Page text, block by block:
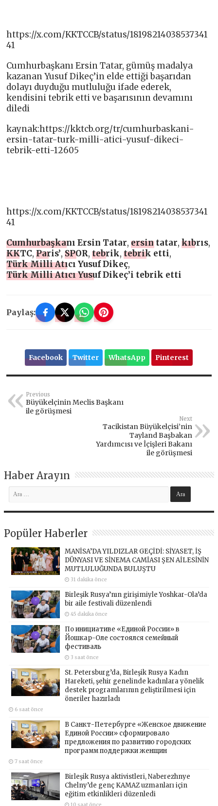
https://x.com/KKTCCB/status/18198214038537341
41
Cumhurbaşkanı Ersin Tatar, gümüş madalya
kazanan Yusuf Dikeç’in elde ettiği başarıdan
dolayı duyduğu mutluluğu ifade ederek,
kendisini tebrik etti ve başarısının devamını
diledi
kaynak:https://kktcb.org/tr/cumhurbaskani-
ersin-tatar-turk-milli-atici-yusuf-dikeci-
tebrik-etti-12605
https://x.com/KKTCCB/status/18198214038537341
41
Cumhurbaşkanı Ersin Tatar,ersin tatar,kıbrıs,
KKTC,Paris’,SPOR,tebrik,tebrik etti,
Türk Milli Atıcı Yusuf Dikeç,
Türk Milli Atıcı Yusuf Dikeç’i tebrik etti
Paylaş:
Facebook Twitter WhatsApp Pinterest
Previous
Büyükelçinin Meclis Başkanı
ile görüşmesi
Next
Tacikistan Büyükelçisi’nin
Tayland Başbakan
Yardımcısı ve İçişleri Bakanı
ile görüşmesi
Haber Arayın
Popüler Haberler
MANİSA’DA YILDIZLAR GEÇİDİ: SİYASET, İŞ
DÜNYASI VE SİNEMA CAMİASI ŞEN AİLESİNİN
MUTLULUĞUNDA BULUŞTU
31 dakika önce
Birleşik Rusya’nın girişimiyle Yoshkar-Ola’da
bir aile festivali düzenlendi
45 dakika önce
По инициативе «Единой России» в
Йошкар-Оле состоялся семейный
фестиваль
3 saat önce
St. Petersburg’da, Birleşik Rusya Kadın
Hareketi, şehir genelinde kadınlara yönelik
destek programlarının geliştirilmesi için
öneriler hazırladı
6 saat önce
В Санкт-Петербурге «Женское движение
Единой России» сформировало
предложения по развитию городских
программ поддержки женщин
7 saat önce
Birleşik Rusya aktivistleri, Naberezhnye
Chelny’de genç KAMAZ uzmanları için
eğitim etkinlikleri düzenledi